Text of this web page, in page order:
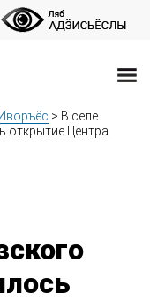
Иворъёс > В селе
открытие Центра